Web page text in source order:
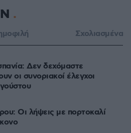
Σχολιασμένα
Δεν δεχόμαστε
οι συνοριακοί έλεγχοι
Οι λήψεις με πορτοκαλί